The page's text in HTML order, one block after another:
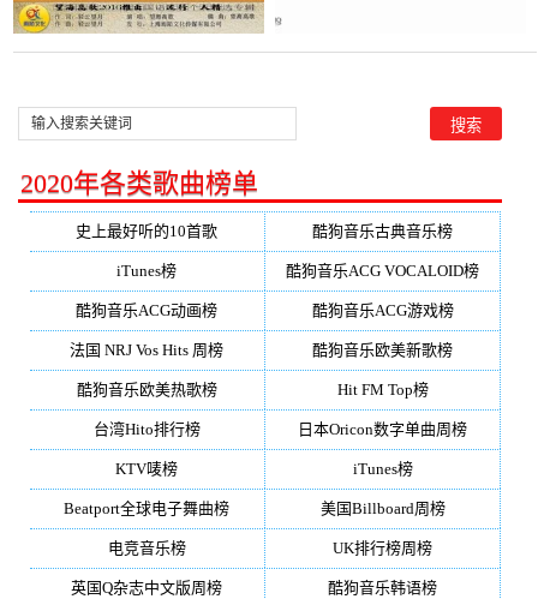
2020年各类歌曲榜单
史上最好听的10首歌 酷狗音乐古典音乐榜
iTunes榜 酷狗音乐ACG VOCALOID榜
酷狗音乐ACG动画榜 酷狗音乐ACG游戏榜
法国 NRJ Vos Hits 周榜 酷狗音乐欧美新歌榜
酷狗音乐欧美热歌榜 Hit FM Top榜
台湾Hito排行榜 日本Oricon数字单曲周榜
KTV唛榜 iTunes榜
Beatport全球电子舞曲榜 美国Billboard周榜
电竞音乐榜 UK排行榜周榜
英国Q杂志中文版周榜 酷狗音乐韩语榜